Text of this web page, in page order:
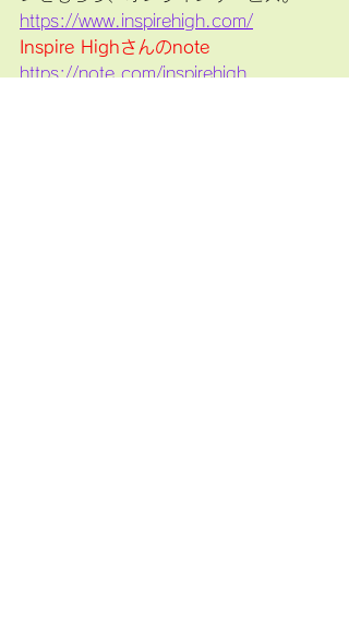
https://www.inspirehigh.com/
Inspire Highさんのnote
https://note.com/inspirehigh